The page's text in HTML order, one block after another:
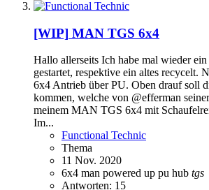
[WIP] MAN TGS 6x4
Hallo allerseits Ich habe mal wieder ein
gestartet, respektive ein altes recycelt.
6x4 Antrieb über PU. Oben drauf soll
kommen, welche von @efferman
meinem MAN TGS 6x4 mit
Im...
Functional Technic
Thema
11 Nov. 2020
6x4 man powered up pu hub tgs
Antworten: 15